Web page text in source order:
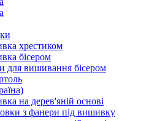
хрестиком
бісером
для вишивання бісером
на дерев'яній основі
з фанери під вишивку